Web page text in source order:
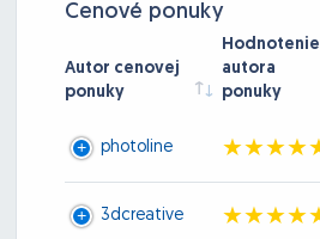
Cenové ponuky
Autor cenovej
ponuky
Hodnotenie
autora
ponuky
photoline
3dcreative